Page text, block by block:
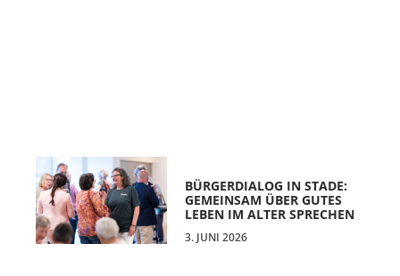
BÜRGERDIALOG IN STADE:
GEMEINSAM ÜBER GUTES
LEBEN IM ALTER SPRECHEN
3. JUNI 2026